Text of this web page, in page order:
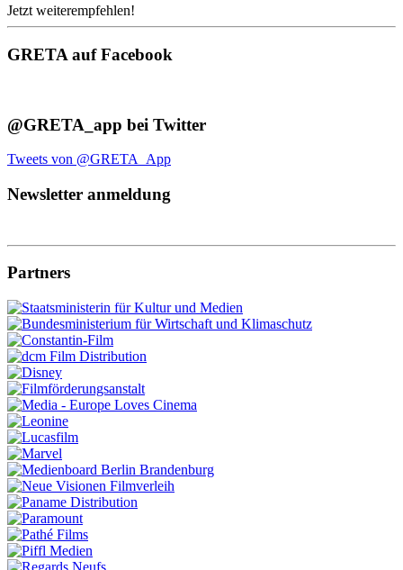
Jetzt weiterempfehlen!
GRETA auf Facebook
@GRETA_app bei Twitter
Tweets von @GRETA_App
Newsletter anmeldung
Partners